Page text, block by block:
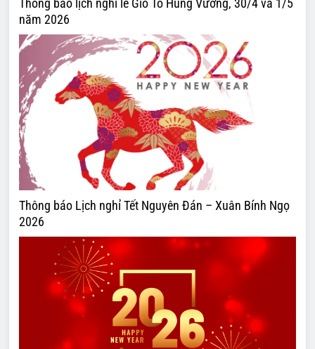
Thông báo lịch nghỉ lễ Giỗ Tổ Hùng Vương, 30/4 và 1/5
năm 2026
Thông báo Lịch nghỉ Tết Nguyên Đán – Xuân Bính Ngọ
2026